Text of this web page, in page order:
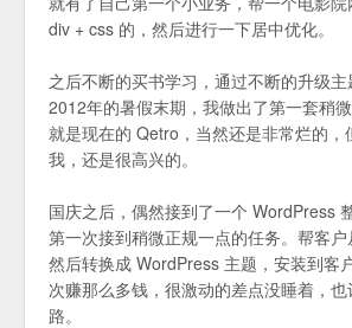
div + css 的，然后进行一下居中优化。
之后不断的买书学习，通过不断的升级
2012年的暑假末期，我做出了第一套稍
就是现在的 Qetro，当然还是非常烂的，
我，还是很高兴的。
国庆之后，偶然接到了一个 WordPress
第一次接到稍微正规一点的任务。帮客
然后转换成 WordPress 主题，安装到客
次赚那么多钱，很激动的差点没睡着，
路。